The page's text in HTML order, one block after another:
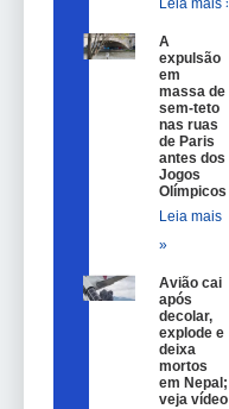
A
expulsão
em
massa de
sem-teto
nas ruas
de Paris
antes dos
Jogos
Olímpicos
Leia mais
»
Avião cai
após
decolar,
explode e
deixa
mortos
em Nepal;
veja vídeo